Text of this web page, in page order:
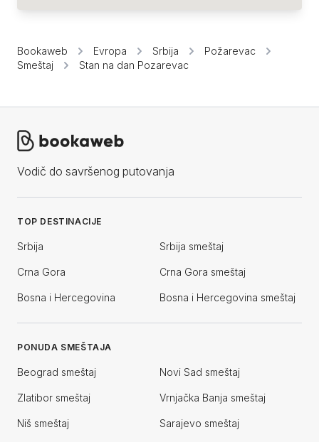
Bookaweb Evropa Srbija
Požarevac
Smeštaj
Stan na dan Pozarevac
Vodič do savršenog putovanja
TOP DESTINACIJE
Srbija Srbija smeštaj
Crna Gora Crna Gora smeštaj
Bosna i Hercegovina Bosna i Hercegovina smeštaj
PONUDA SMEŠTAJA
Beograd smeštaj Novi Sad smeštaj
Zlatibor smeštaj Vrnjačka Banja smeštaj
Niš smeštaj Sarajevo smeštaj